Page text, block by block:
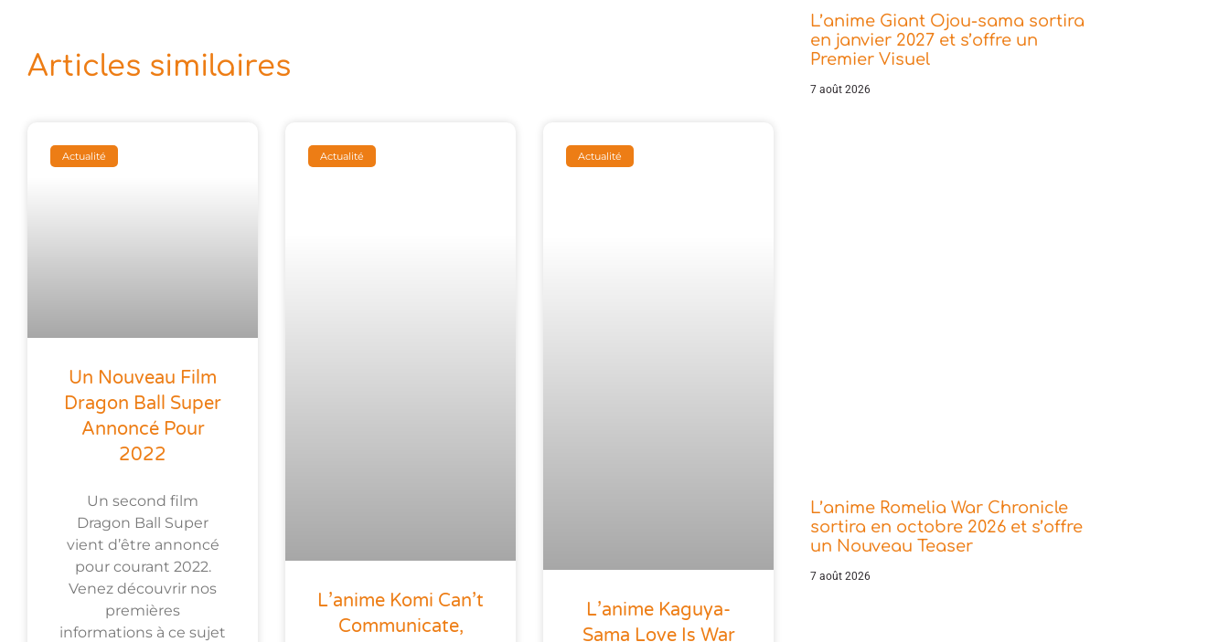
Articles similaires
Actualité
Un Nouveau Film
Dragon Ball Super
Annoncé Pour
2022
Un second film
Dragon Ball Super
vient d’être annoncé
pour courant 2022.
Venez découvrir nos
premières
informations à ce sujet
Actualité
L’anime Komi Can’t
Communicate,
Actualité
L’anime Kaguya-
Sama Love Is War
L’anime Giant Ojou-sama sortira
en janvier 2027 et s’offre un
Premier Visuel
7 août 2026
L’anime Romelia War Chronicle
sortira en octobre 2026 et s’offre
un Nouveau Teaser
7 août 2026